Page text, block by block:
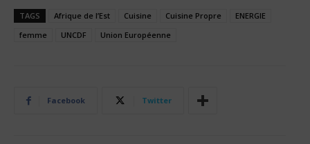
TAGS Afrique de l’Est Cuisine Cuisine Propre
ENERGIE
femme
UNCDF Union Européenne
Facebook Twitter